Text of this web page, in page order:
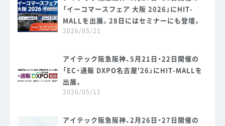
「イーコマースフェア 大阪 2026」にHIT-
MALLを出展。28日にはセミナーにも登壇。
2026/05/21
アイテック阪急阪神、5月21日・22日開催の
「EC・通販 DXPO名古屋'26」にHIT-MALLを
出展。
2026/05/11
アイテック阪急阪神、2月26日・27日開催の